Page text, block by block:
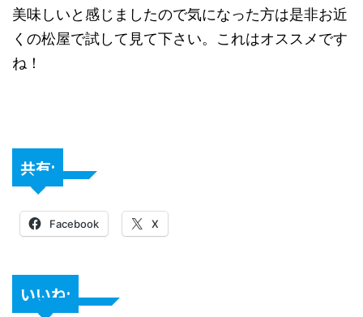
美味しいと感じましたので気になった方は是非お近
くの松屋で試して見て下さい。これはオススメです
ね！
共有:
Facebook X
いいね: